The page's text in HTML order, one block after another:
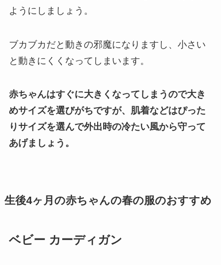
ようにしましょう。
ブカブカだと動きの邪魔になりますし、小さい
と動きにくくなってしまいます。
赤ちゃんはすぐに大きくなってしまうので大き
めサイズを選びがちですが、肌着などはぴった
りサイズを選んで外出時の冷たい風から守って
あげましょう。
生後4ヶ月の赤ちゃんの春の服のおすすめ
ベビー カーディガン